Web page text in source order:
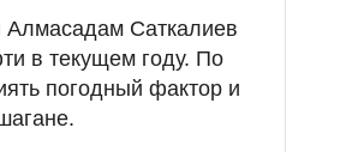
Алмасадам Саткалиев
в текущем году. По
погодный фактор и